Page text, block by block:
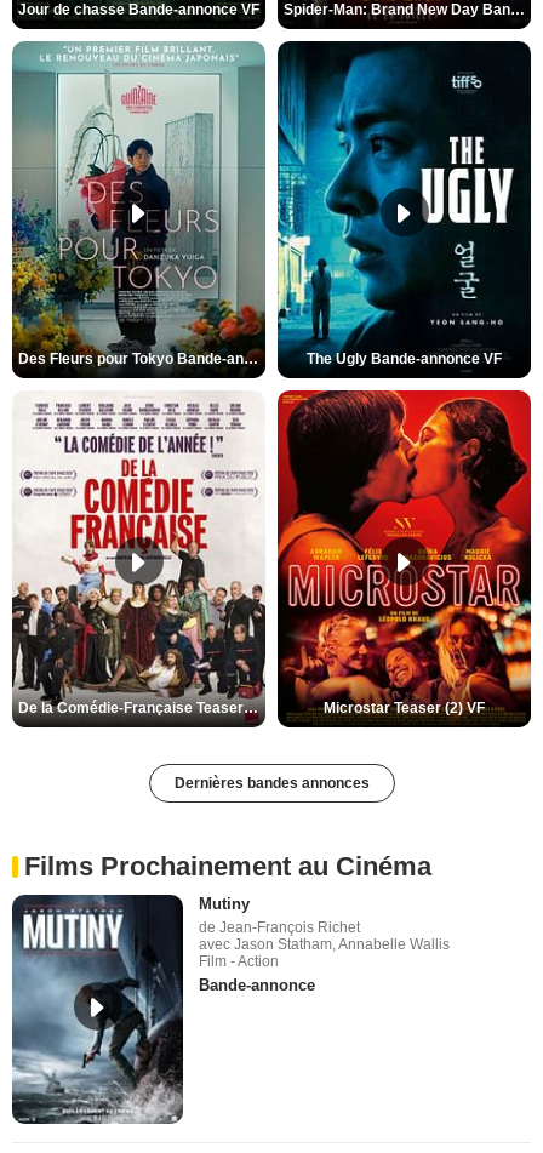
Jour de chasse Bande-annonce VF Spider-Man: Brand New Day Bande-annonce (3) VO STFR
Des Fleurs pour Tokyo Bande-annonce VO STFR The Ugly Bande-annonce VF
De la Comédie-Française Teaser (3) VF Microstar Teaser (2) VF
Dernières bandes annonces
Films Prochainement au Cinéma
Mutiny
de Jean-François Richet
avec Jason Statham, Annabelle Wallis
Film - Action
Bande-annonce